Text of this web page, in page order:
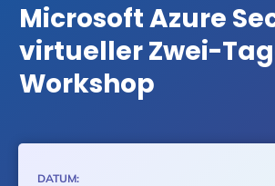
Microsoft Azure
virtueller Zwei-
Workshop
DATUM: